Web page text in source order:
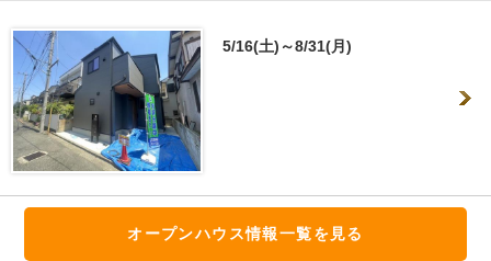
5/16(土)～8/31(月)
オープンハウス情報一覧を見る